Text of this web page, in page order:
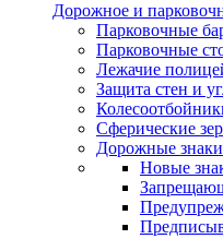
Дорожное и
Парковочные
Парковочные
Лежачие
Защита стен и
Сферические
Дорожные знаки
Новые